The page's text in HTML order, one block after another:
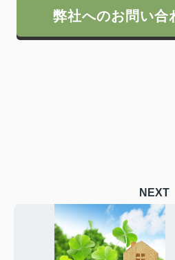
弊社へのお問い合
NEXT